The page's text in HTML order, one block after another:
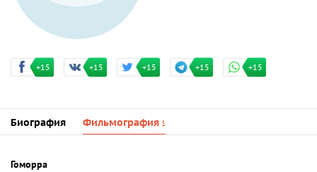
+15 +15 +15 +15 +15
Биография Фильмография 1
Гоморра